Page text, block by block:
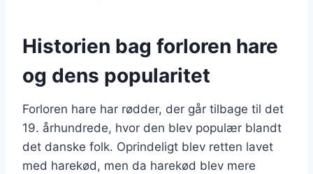
Historien bag forloren hare
og dens popularitet
Forloren hare har rødder, der går tilbage til det
19. århundrede, hvor den blev populær blandt
det danske folk. Oprindeligt blev retten lavet
med harekød, men da harekød blev mere